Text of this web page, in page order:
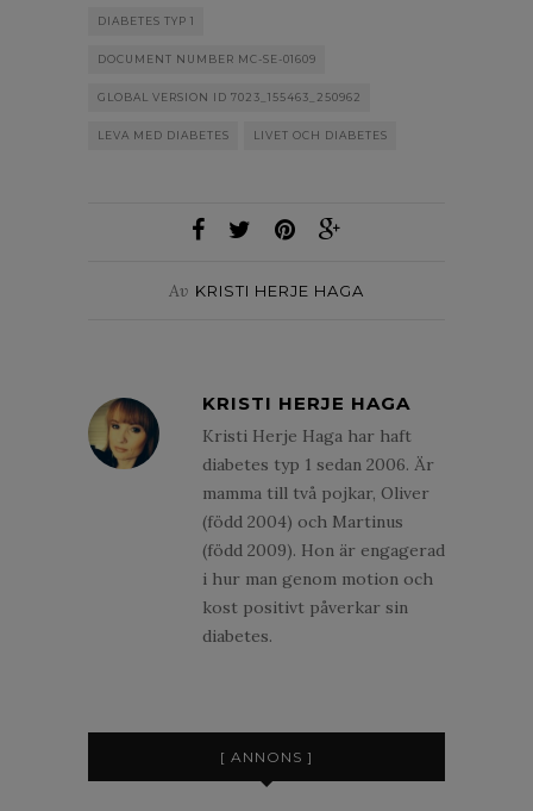
DIABETES TYP 1
DOCUMENT NUMBER MC-SE-01609
GLOBAL VERSION ID 7023_155463_250962
LEVA MED DIABETES LIVET OCH DIABETES
Av KRISTI HERJE HAGA
KRISTI HERJE HAGA
Kristi Herje Haga har haft
diabetes typ 1 sedan 2006. Är
mamma till två pojkar, Oliver
(född 2004) och Martinus
(född 2009). Hon är engagerad
i hur man genom motion och
kost positivt påverkar sin
diabetes.
[ ANNONS ]